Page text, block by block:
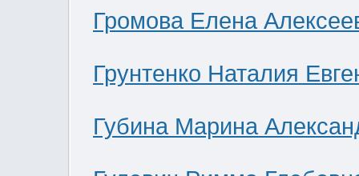
Громова Елена
Грунтенко Наталия
Губина Марина